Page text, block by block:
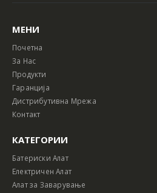
МЕНИ
Почетна
За Нас
Продукти
Гаранција
Дистрибутивна Мрежа
Контакт
КАТЕГОРИИ
Батериски Алат
Електричен Алат
Алат за Заварување